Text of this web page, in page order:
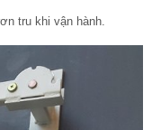
tru khi vận hành.